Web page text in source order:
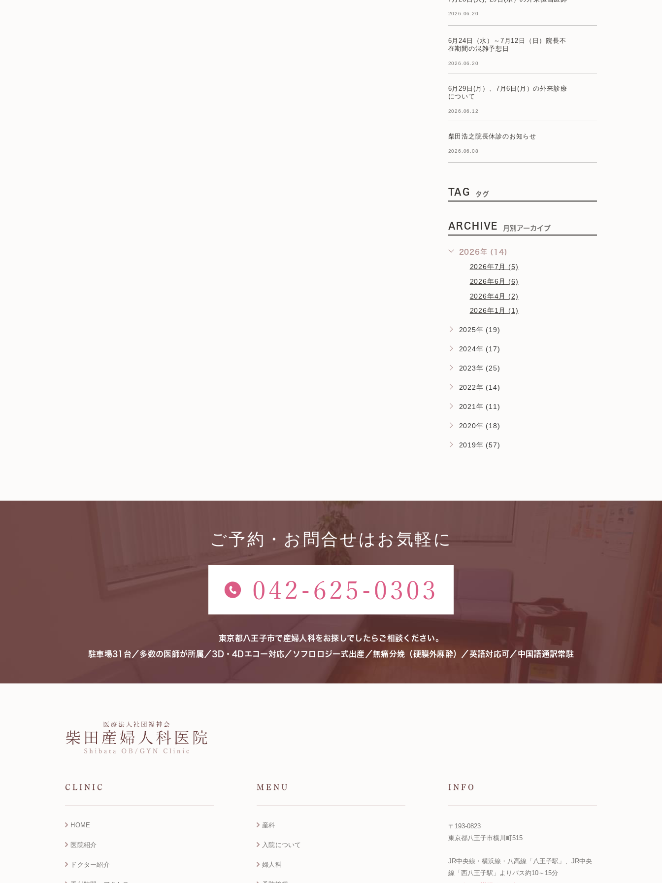
2026.06.20
6月24日（水）～7月12日（日）院長不
在期間の混雑予想日
2026.06.20
6月29日(月）、7月6日(月）の外来診療
について
2026.06.12
柴田浩之院長休診のお知らせ
2026.06.08
TAG タグ
ARCHIVE 月別アーカイブ
2026年 (14)
2026年7月 (5)
2026年6月 (6)
2026年4月 (2)
2026年1月 (1)
2025年 (19)
2024年 (17)
2023年 (25)
2022年 (14)
2021年 (11)
2020年 (18)
2019年 (57)
ご予約・お問合せはお気軽に
東京都八王子市で産婦人科をお探しでしたらご相談ください。
駐車場31台／多数の医師が所属／3D・4Dエコー対応／ソフロロジー式出産／無痛分娩（硬膜外麻酔）／英語対応可／中国語通訳常駐
CLINIC
HOME
医院紹介
ドクター紹介
MENU
産科
入院について
婦人科
INFO
〒193-0823
東京都八王子市横川町515
JR中央線・横浜線・八高線「八王子駅」、JR中央
線「西八王子駅」よりバス約10～15分